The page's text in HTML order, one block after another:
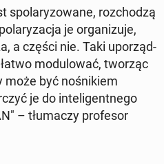
spo­la­ry­zo­wa­ne, roz­cho­dzą
je or­ga­ni­zu­je,
a części nie. Taki upo­rząd­
mo­du­lo­wać, tworząc
może być no­śni­kiem
je do in­te­li­gent­ne­go
– tłu­ma­czy pro­fe­sor